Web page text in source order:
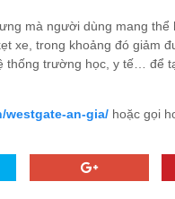
mà người dùng mang
xe, trong khoảng đó giảm
thống trường học, y tế… để
an-gia/hoặc gọi